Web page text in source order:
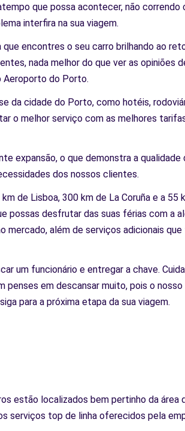
que possa acontecer, não correndo
interfira na sua viagem.
encontres o seu carro brilhando ao
nada melhor do que ver as
Aeroporto do Porto.
da cidade do Porto, como hotéis,
o melhor serviço com as melhores
expansão, o que demonstra a
dos nossos clientes.
de Lisboa, 300 km de La Coruña e a
possas desfrutar das suas férias com a
além de serviços adicionais
um funcionário e entregar a chave.
penses em descansar muito, pois o
para a próxima etapa da sua viagem.
estão localizados bem pertinho da área
serviços top de linha oferecidos pela